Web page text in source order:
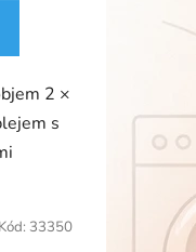
2 ×
s
Kód: 33350